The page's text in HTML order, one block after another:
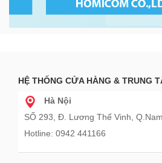
HỆ THỐNG CỬA HÀNG & TRUNG
Hà Nội
SỐ 293, Đ. Lương Thế Vinh,
Hotline: 0942 441166